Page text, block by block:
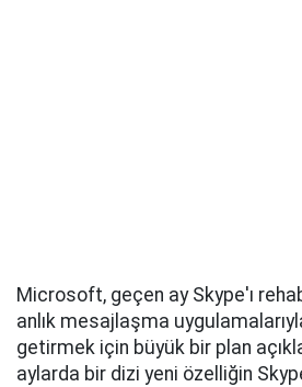
Microsoft, geçen ay Skype'ı
anlık mesajlaşma
getirmek için büyük bir plan
aylarda bir dizi yeni özelliğin